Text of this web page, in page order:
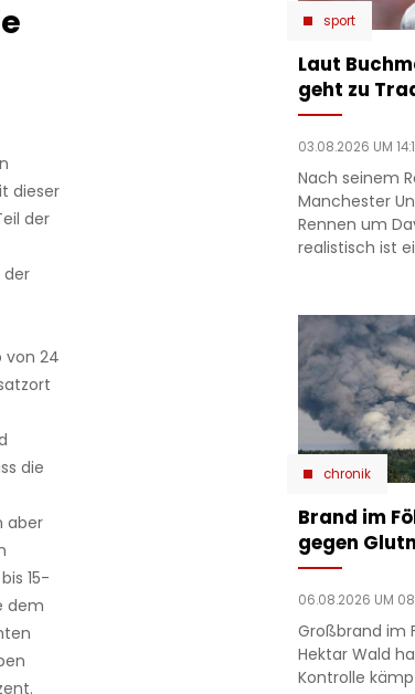
dieser
der
der
von 24
die
aber
15-
dem
sport
Laut
geht zu
03.08.2026 UM
Nach seinem
Manchester
Rennen um
realistisch ist
chronik
Brand im
gegen
06.08.2026 UM
Großbrand im
Hektar Wald
Kontrolle